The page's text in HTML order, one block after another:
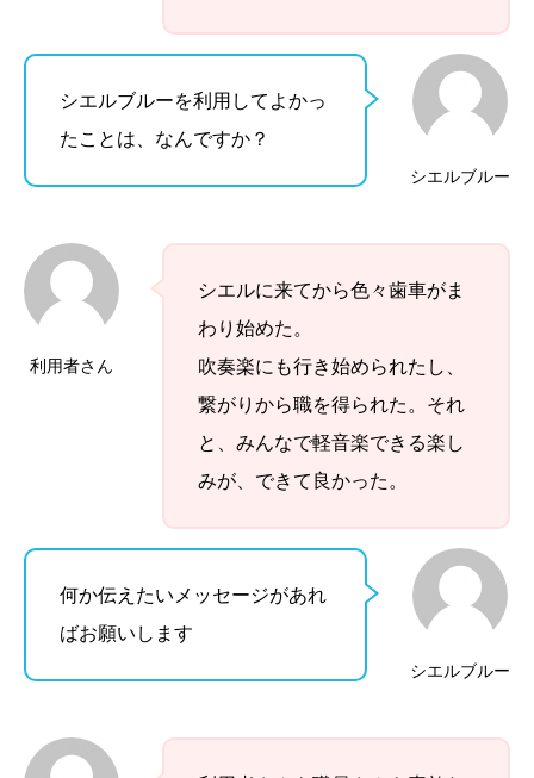
シエルブルー
シエルブルーを利用してよかっ
たことは、なんですか？
利用者さん
シエルに来てから色々歯車がま
わり始めた。
吹奏楽にも行き始められたし、
繋がりから職を得られた。それ
と、みんなで軽音楽できる楽し
みが、できて良かった。
シエルブルー
何か伝えたいメッセージがあれ
ばお願いします